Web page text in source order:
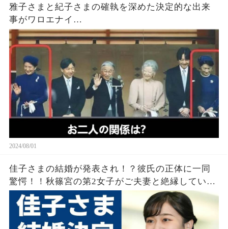
雅子さまと紀子さまの確執を深めた決定的な出来
事がワロエナイ…
2024/08/01
佳子さまの結婚が発表され！？彼氏の正体に一同
驚愕！！秋篠宮の第2女子がご夫妻と絶縁していた
実態や過去の男性遍歴に驚きを隠せない…！